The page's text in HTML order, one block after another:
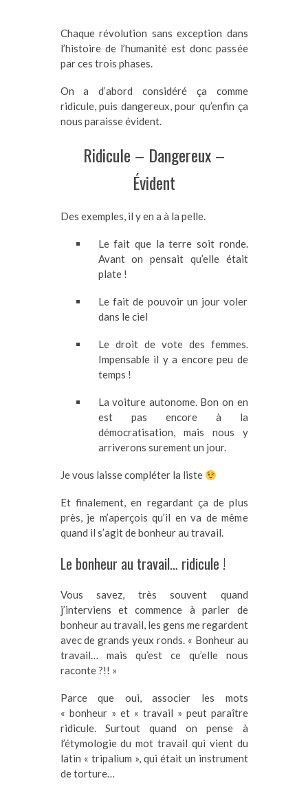
Chaque révolution sans exception dans
l’histoire de l’humanité est donc passée
par ces trois phases.
On a d’abord considéré ça comme
ridicule, puis dangereux, pour qu’enfin ça
nous paraisse évident.
Ridicule – Dangereux –
Évident
Des exemples, il y en a à la pelle.
Le fait que la terre soit ronde.
Avant on pensait qu’elle était
plate !
Le fait de pouvoir un jour voler
dans le ciel
Le droit de vote des femmes.
Impensable il y a encore peu de
temps !
La voiture autonome. Bon on en
est pas encore à la
démocratisation, mais nous y
arriverons surement un jour.
Je vous laisse compléter la liste
Et finalement, en regardant ça de plus
près, je m’aperçois qu’il en va de même
quand il s’agit de bonheur au travail.
Le bonheur au travail… ridicule !
Vous savez, très souvent quand
j’interviens et commence à parler de
bonheur au travail, les gens me regardent
avec de grands yeux ronds. « Bonheur au
travail… mais qu’est ce qu’elle nous
raconte ?!! »
Parce que oui, associer les mots
« bonheur » et « travail » peut paraître
ridicule. Surtout quand on pense à
l’étymologie du mot travail qui vient du
latin « tripalium », qui était un instrument
de torture…